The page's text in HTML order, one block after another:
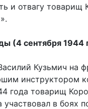
и отвагу товарищ
(4 сентября 1944
Кузьмич на
инструктором
года товарищ
участвовал в